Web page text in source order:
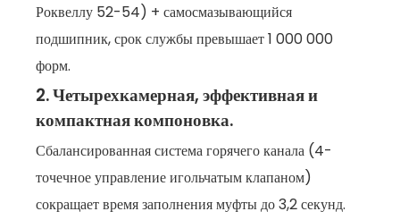
Роквеллу 52-54) + самосмазывающийся
подшипник, срок службы превышает 1 000 000
форм.
2. Четырехкамерная, эффективная и
компактная компоновка.
Сбалансированная система горячего канала (4-
точечное управление игольчатым клапаном)
сокращает время заполнения муфты до 3,2 секунд.